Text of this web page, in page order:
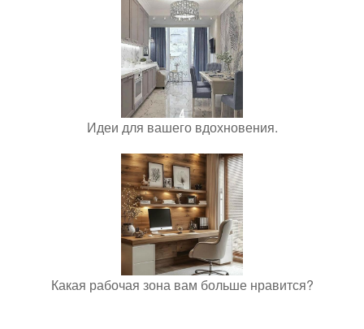
Идеи для вашего вдохновения.
Какая рабочая зона вам больше нравится?